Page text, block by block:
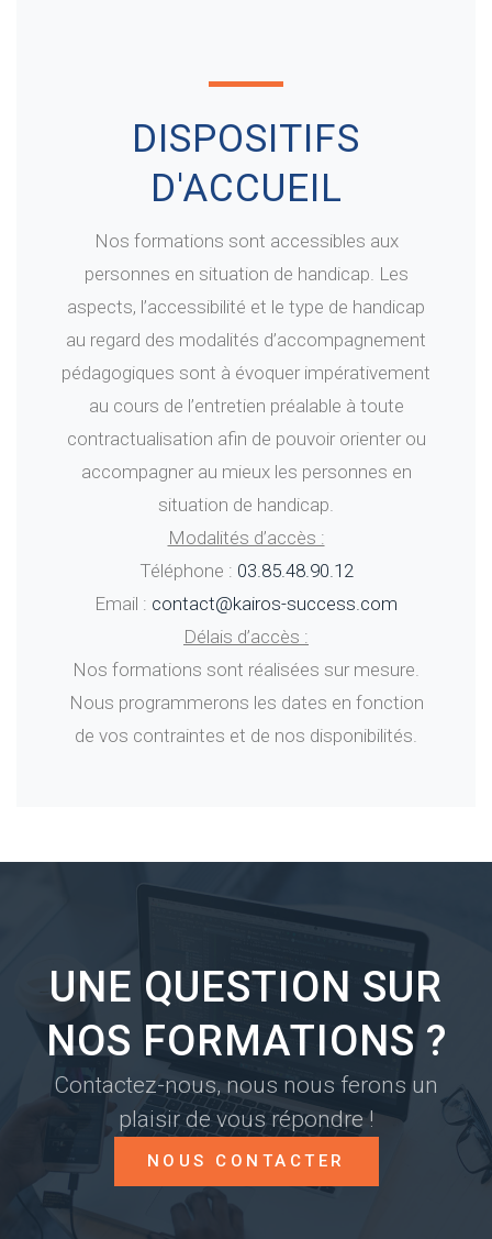
DISPOSITIFS
D'ACCUEIL
Nos formations sont accessibles aux
personnes en situation de handicap. Les
aspects, l’accessibilité et le type de handicap
au regard des modalités d’accompagnement
pédagogiques sont à évoquer impérativement
au cours de l’entretien préalable à toute
contractualisation afin de pouvoir orienter ou
accompagner au mieux les personnes en
situation de handicap.
Modalités d’accès :
Téléphone : 03.85.48.90.12
Email : contact@kairos-success.com
Délais d’accès :
Nos formations sont réalisées sur mesure.
Nous programmerons les dates en fonction
de vos contraintes et de nos disponibilités.
UNE QUESTION SUR
NOS FORMATIONS ?
Contactez-nous, nous nous ferons un
plaisir de vous répondre !
NOUS CONTACTER